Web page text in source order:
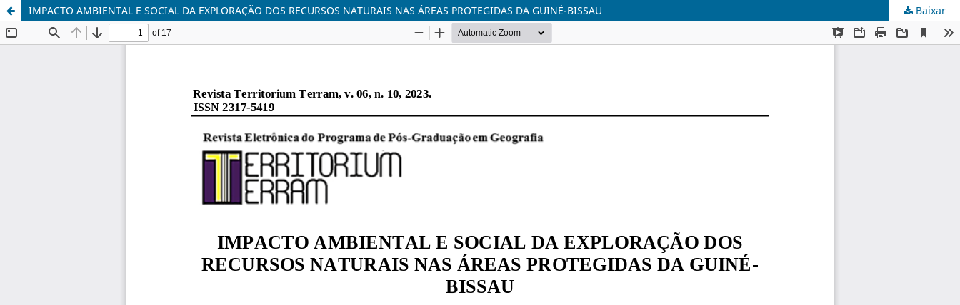
IMPACTO AMBIENTAL E SOCIAL DA EXPLORAÇÃO DOS RECURSOS NATURAIS NAS ÁREAS PROTEGIDAS DA GUINÉ-BISSAU Baixar